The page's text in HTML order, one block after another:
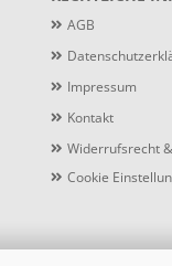
AGB
Impressum
Kontakt
Widerrufsrecht
Cookie